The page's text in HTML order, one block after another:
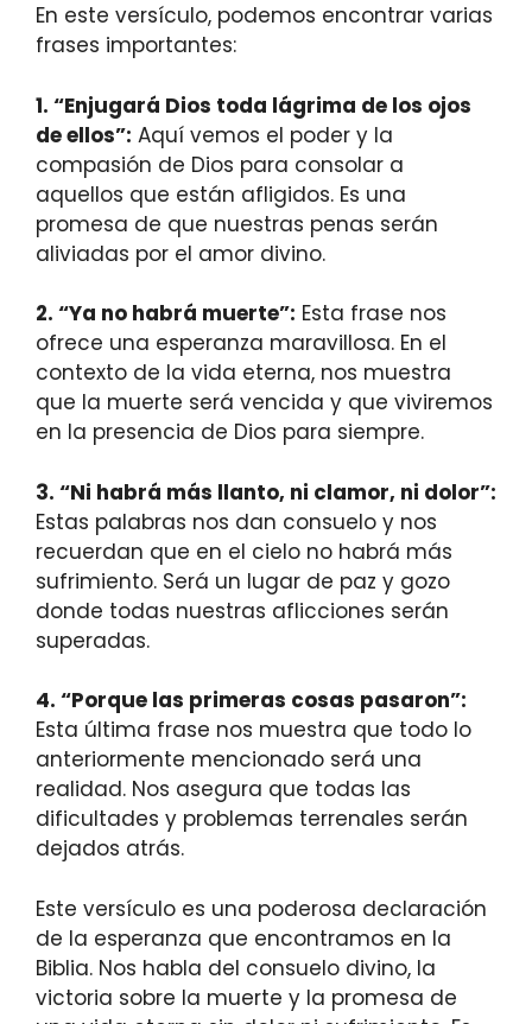
En este versículo, podemos encontrar varias
frases importantes:
1. “Enjugará Dios toda lágrima de los ojos
de ellos”: Aquí vemos el poder y la
compasión de Dios para consolar a
aquellos que están afligidos. Es una
promesa de que nuestras penas serán
aliviadas por el amor divino.
2. “Ya no habrá muerte”: Esta frase nos
ofrece una esperanza maravillosa. En el
contexto de la vida eterna, nos muestra
que la muerte será vencida y que viviremos
en la presencia de Dios para siempre.
3. “Ni habrá más llanto, ni clamor, ni dolor”:
Estas palabras nos dan consuelo y nos
recuerdan que en el cielo no habrá más
sufrimiento. Será un lugar de paz y gozo
donde todas nuestras aflicciones serán
superadas.
4. “Porque las primeras cosas pasaron”:
Esta última frase nos muestra que todo lo
anteriormente mencionado será una
realidad. Nos asegura que todas las
dificultades y problemas terrenales serán
dejados atrás.
Este versículo es una poderosa declaración
de la esperanza que encontramos en la
Biblia. Nos habla del consuelo divino, la
victoria sobre la muerte y la promesa de